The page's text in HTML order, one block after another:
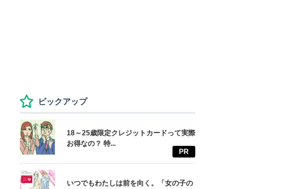
ピックアップ
18～25歳限定クレジットカードって実際
お得なの？ 特...
PR
いつでもわたしは前を向く。「女の子の